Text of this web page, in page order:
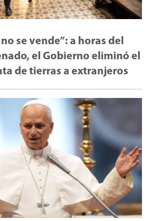
se vende”: a horas del
el Gobierno eliminó el
de tierras a extranjeros